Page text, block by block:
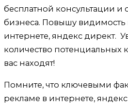
бесплатной консультации и
бизнеса. Повышу
интернете, яндекс директ.
количество потенциальных
вас находят!
Помните, что ключевыми
рекламе в интернете,